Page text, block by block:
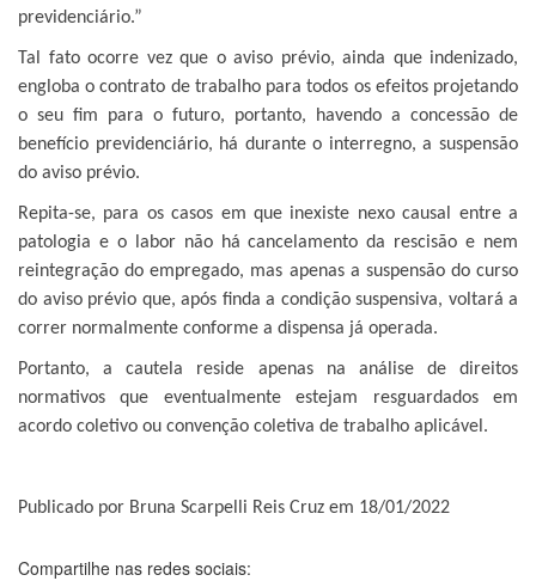
previdenciário.”
Tal fato ocorre vez que o aviso prévio, ainda que indenizado,
engloba o contrato de trabalho para todos os efeitos projetando
o seu fim para o futuro, portanto, havendo a concessão de
benefício previdenciário, há durante o interregno, a suspensão
do aviso prévio.
Repita-se, para os casos em que inexiste nexo causal entre a
patologia e o labor não há cancelamento da rescisão e nem
reintegração do empregado, mas apenas a suspensão do curso
do aviso prévio que, após finda a condição suspensiva, voltará a
correr normalmente conforme a dispensa já operada.
Portanto, a cautela reside apenas na análise de direitos
normativos que eventualmente estejam resguardados em
acordo coletivo ou convenção coletiva de trabalho aplicável.
Publicado por Bruna Scarpelli Reis Cruz em 18/01/2022
Compartilhe nas redes sociais: